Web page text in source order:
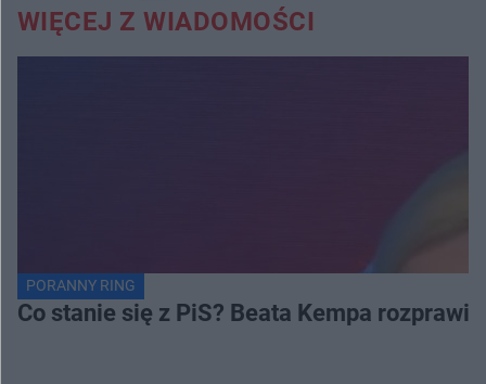
WIĘCEJ Z WIADOMOŚCI
PORANNY RING
Co stanie się z PiS? Beata Kempa